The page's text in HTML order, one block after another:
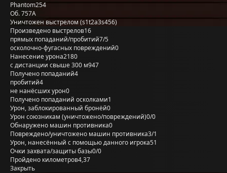
Phantom254
Об. 757А
Уничтожен выстрелом (s1t2a3s456)
Произведено выстрелов16
прямых попаданий/пробитий7/5
осколочно-фугасных повреждений0
Нанесение урона2180
с дистанции свыше 300 м947
Получено попаданий4
пробитий4
не нанёсших урон0
Получено попаданий осколками1
Урон, заблокированный бронёй0
Урон союзникам (уничтожено/повреждений)0/0
Обнаружено машин противника0
Повреждено/уничтожено машин противника3/1
Урон, нанесённый с помощью данного игрока51
Очки захвата/защиты базы0/0
Пройдено километров4,37
Закрыть